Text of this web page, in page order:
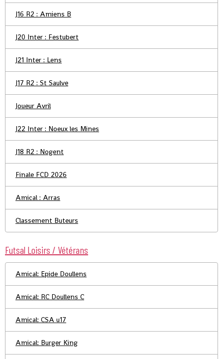
J16 R2 : Amiens B
J20 Inter : Festubert
J21 Inter : Lens
J17 R2 : St Saulve
Joueur Avril
J22 Inter : Noeux les Mines
J18 R2 : Nogent
Finale FCD 2026
Amical : Arras
Classement Buteurs
Futsal Loisirs / Vétérans
Amical: Epide Doullens
Amical: RC Doullens C
Amical: CSA u17
Amical: Burger King